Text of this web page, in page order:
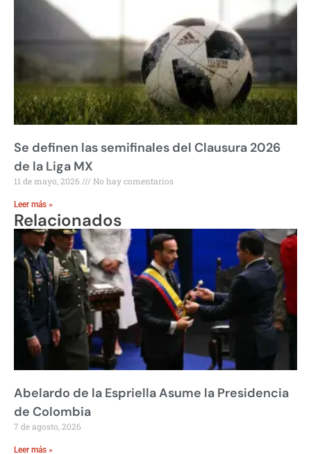
Se definen las semifinales del Clausura 2026
de la Liga MX
11 de mayo, 2026 No hay comentarios
Leer más »
Relacionados
Abelardo de la Espriella Asume la Presidencia
de Colombia
7 de agosto, 2026
Leer más »